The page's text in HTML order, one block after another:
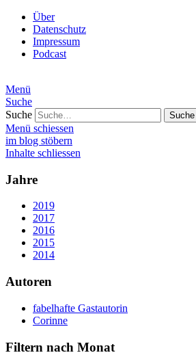
Über
Datenschutz
Impressum
Podcast
Menü
Suche
Suche
Menü schiessen
im blog stöbern
Inhalte schliessen
Jahre
2019
2017
2016
2015
2014
Autoren
fabelhafte Gastautorin
Corinne
Filtern nach Monat